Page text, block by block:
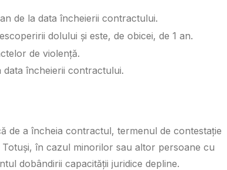
de la data încheierii contractului.
dolului și este, de obicei, de 1 an.
de violență.
data încheierii contractului.
de a încheia contractul, termenul de contestație
în cazul minorilor sau altor persoane cu
dobândirii capacității juridice depline.